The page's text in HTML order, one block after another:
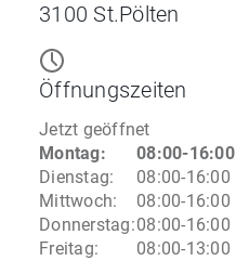
3100 St.Pölten
Öffnungszeiten
Jetzt geöffnet
Montag:
08:00-16:00
Dienstag:
08:00-16:00
Mittwoch:
08:00-16:00
Donnerstag:08:00-16:00
Freitag: 08:00-13:00